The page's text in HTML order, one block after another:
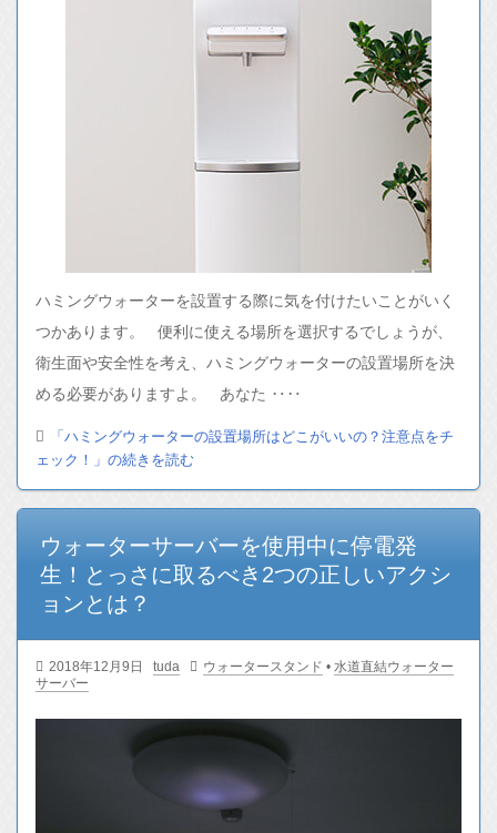
ハミングウォーターを設置する際に気を付けたいことがいく
つかあります。 便利に使える場所を選択するでしょうが、
衛生面や安全性を考え、ハミングウォーターの設置場所を決
める必要がありますよ。 あなた ‥‥
「ハミングウォーターの設置場所はどこがいいの？注意点をチ
ェック！」の続きを読む
ウォーターサーバーを使用中に停電発
生！とっさに取るべき2つの正しいアクシ
ョンとは？
2018年12月9日 tuda ウォータースタンド • 水道直結ウォーター
サーバー